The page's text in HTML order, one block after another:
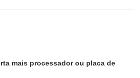
mais processador ou placa de